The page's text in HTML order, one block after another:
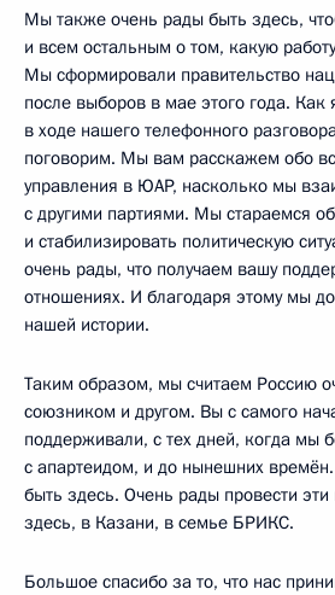
Мы также очень рады быть здесь,
и всем остальным о том, какую
Мы сформировали правительство
после выборов в мае этого года.
в ходе нашего телефонного
поговорим. Мы вам расскажем обо
управления в ЮАР, насколько мы
с другими партиями. Мы стараемся
и стабилизировать политическую
очень рады, что получаем вашу
отношениях. И благодаря этому мы
нашей истории.
Таким образом, мы считаем Россию
союзником и другом. Вы с самого
поддерживали, с тех дней, когда мы
с апартеидом, и до нынешних
быть здесь. Очень рады провести
здесь, в Казани, в семье БРИКС.
Большое спасибо за то, что нас